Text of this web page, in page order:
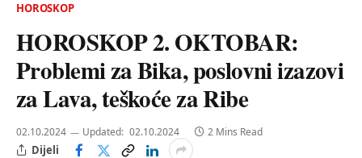
HOROSKOP
HOROSKOP 2. OKTOBAR:
Problemi za Bika, poslovni izazovi
za Lava, teškoće za Ribe
02.10.2024 Updated: 02.10.2024 2 Mins Read
Dijeli